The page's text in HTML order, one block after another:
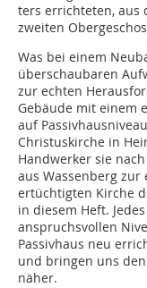
ters errichteten, aus
zweiten
Was bei einem
überschaubaren
zur echten
Gebäude mit einem
auf
Christuskirche in
Handwerker sie
aus Wassenberg zur
ertüchtigten Kirche
in diesem Heft.
anspruchsvollen
Passivhaus neu
und bringen uns
näher.